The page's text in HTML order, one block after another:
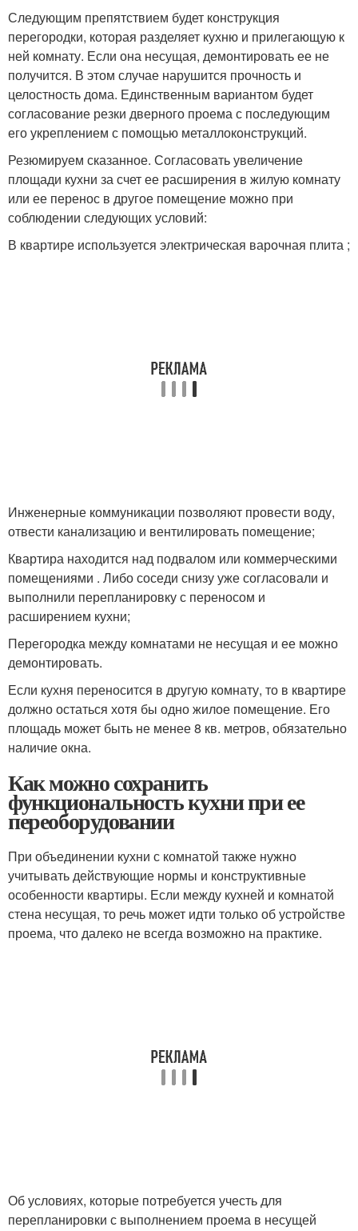
Следующим препятствием будет конструкция
перегородки, которая разделяет кухню и прилегающую к
ней комнату. Если она несущая, демонтировать ее не
получится. В этом случае нарушится прочность и
целостность дома. Единственным вариантом будет
согласование резки дверного проема с последующим
его укреплением с помощью металлоконструкций.
Резюмируем сказанное. Согласовать увеличение
площади кухни за счет ее расширения в жилую комнату
или ее перенос в другое помещение можно при
соблюдении следующих условий:
В квартире используется электрическая варочная плита ;
Инженерные коммуникации позволяют провести воду,
отвести канализацию и вентилировать помещение;
Квартира находится над подвалом или коммерческими
помещениями . Либо соседи снизу уже согласовали и
выполнили перепланировку с переносом и
расширением кухни;
Перегородка между комнатами не несущая и ее можно
демонтировать.
Если кухня переносится в другую комнату, то в квартире
должно остаться хотя бы одно жилое помещение. Его
площадь может быть не менее 8 кв. метров, обязательно
наличие окна.
Как можно сохранить
функциональность кухни при ее
переоборудовании
При объединении кухни с комнатой также нужно
учитывать действующие нормы и конструктивные
особенности квартиры. Если между кухней и комнатой
стена несущая, то речь может идти только об устройстве
проема, что далеко не всегда возможно на практике.
Об условиях, которые потребуется учесть для
перепланировки с выполнением проема в несущей